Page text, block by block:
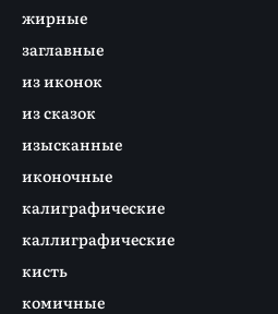
жирные
заглавные
из иконок
из сказок
изысканные
иконочные
калиграфические
каллиграфические
кисть
комичные